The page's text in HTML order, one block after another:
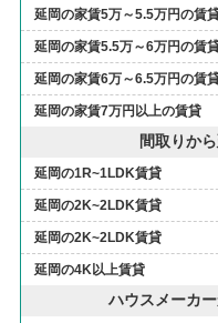
延岡の家賃5万～5.5万円の賃
延岡の家賃5.5万～6万円の賃
延岡の家賃6万～6.5万円の賃
延岡の家賃7万円以上の賃貸
間取りか
延岡の1R~1LDK賃貸
延岡の2K~2LDK賃貸
延岡の2K~2LDK賃貸
延岡の4K以上賃貸
ハウスメーカ